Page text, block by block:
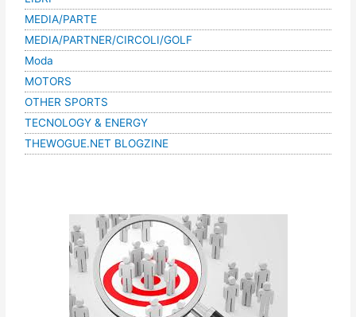
MEDIA/PARTE
MEDIA/PARTNER/CIRCOLI/GOLF
Moda
MOTORS
OTHER SPORTS
TECNOLOGY & ENERGY
THEWOGUE.NET BLOGZINE